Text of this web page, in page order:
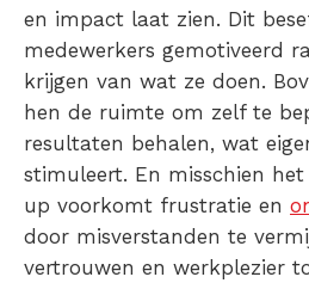
en impact laat zien. Dit
medewerkers gemotiveerd
krijgen van wat ze doen.
hen de ruimte om zelf te
resultaten behalen, wat
stimuleert. En misschien
up voorkomt frustratie en
door misverstanden te
vertrouwen en werkplezier